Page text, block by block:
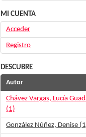
MI CUENTA
Acceder
Registro
DESCUBRE
Autor
Chávez Vargas, Lucía
(1)
González Núñez, Denise